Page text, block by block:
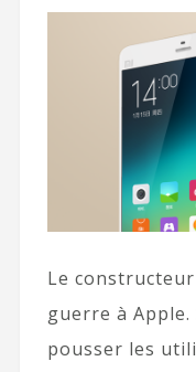
Le
guerre à
pousser les